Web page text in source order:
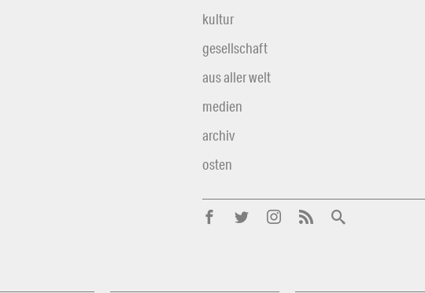
kultur
gesellschaft
aus aller welt
medien
archiv
osten